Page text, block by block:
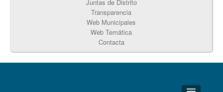
Juntas de Distrito
Transparencia
Web Municipales
Web Temática
Contacta